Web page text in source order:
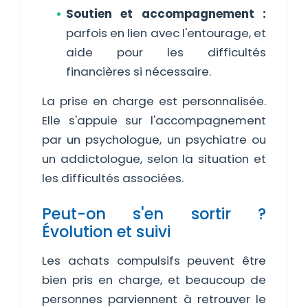
Soutien et accompagnement :
parfois en lien avec l'entourage, et
aide pour les difficultés
financières si nécessaire.
La prise en charge est personnalisée.
Elle s'appuie sur l'accompagnement
par un psychologue, un psychiatre ou
un addictologue, selon la situation et
les difficultés associées.
Peut-on s'en sortir ?
Évolution et suivi
Les achats compulsifs peuvent être
bien pris en charge, et beaucoup de
personnes parviennent à retrouver le